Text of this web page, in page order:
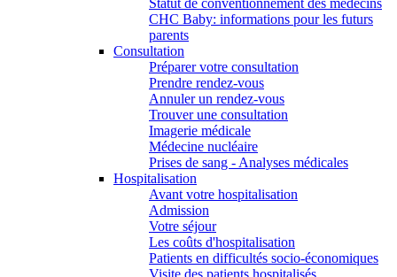
Statut de conventionnement des médecins
CHC Baby: informations pour les futurs
parents
Consultation
Préparer votre consultation
Prendre rendez-vous
Annuler un rendez-vous
Trouver une consultation
Imagerie médicale
Médecine nucléaire
Prises de sang - Analyses médicales
Hospitalisation
Avant votre hospitalisation
Admission
Votre séjour
Les coûts d'hospitalisation
Patients en difficultés socio-économiques